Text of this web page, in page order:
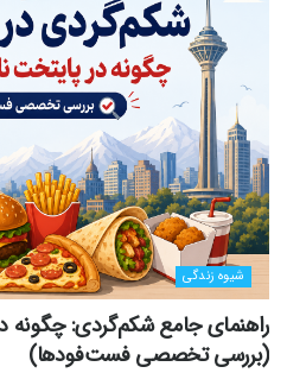
شیوه زندگی
راهنمای جامع شکم‌گردی: چگونه
(بررسی تخصصی فست‌فودها)